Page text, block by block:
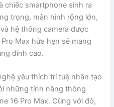
chiếc smartphone sinh ra
trọng, màn hình rộng lớn,
hệ thống camera được
Max hứa hẹn sẽ mang
đỉnh cao.
yêu thích trí tuệ nhân tạo
những tính năng thông
16 Pro Max. Cùng với đó,